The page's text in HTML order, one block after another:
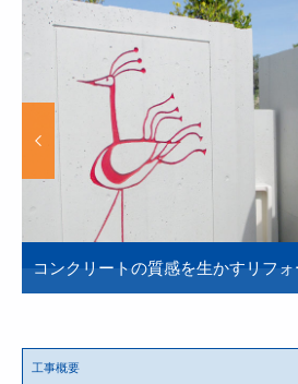
コンクリートの質感を生かすリフ
工事概要